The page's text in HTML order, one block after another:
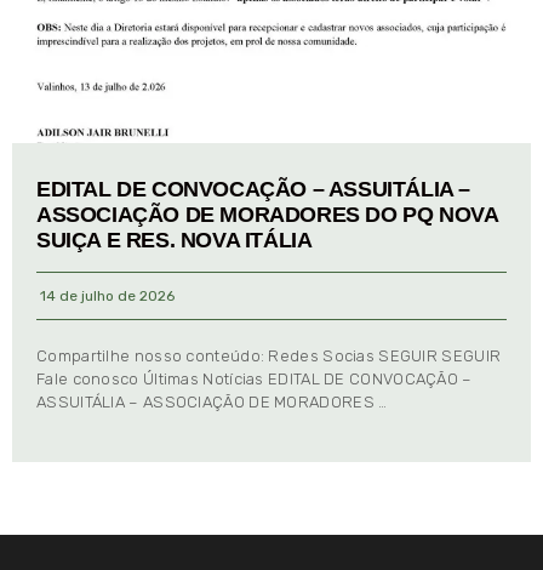
EDITAL DE CONVOCAÇÃO – ASSUITÁLIA –
ASSOCIAÇÃO DE MORADORES DO PQ NOVA
SUIÇA E RES. NOVA ITÁLIA
14 de julho de 2026
Compartilhe nosso conteúdo: Redes Socias SEGUIR SEGUIR
Fale conosco Últimas Notícias EDITAL DE CONVOCAÇÃO –
ASSUITÁLIA – ASSOCIAÇÃO DE MORADORES …